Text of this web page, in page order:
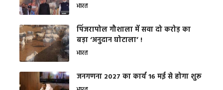
भारत
​पिंजरापोल गौशाला में सवा दो करोड़ का
बड़ा ‘अनुदान घोटाला’ !
भारत
जनगणना 2027 का कार्य 16 मई से होगा शुरू